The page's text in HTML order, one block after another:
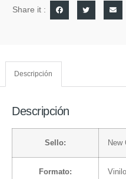
Share it :
Descripción
Descripción
Sello: New
Formato: Vinilo